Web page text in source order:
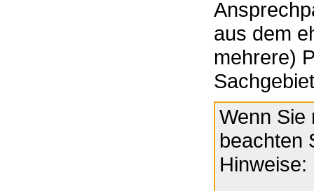
aus dem
mehrere)
Wenn
beachten
Hinweise: